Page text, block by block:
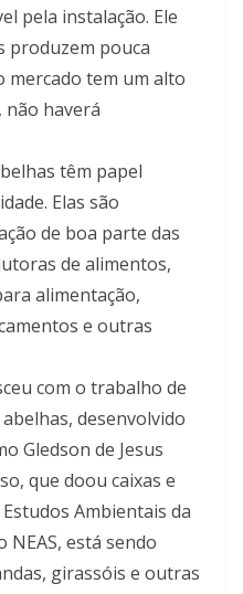
pela instalação. Ele
produzem pouca
mercado tem um alto
não haverá
têm papel
Elas são
de boa parte das
de alimentos,
alimentação,
e outras
com o trabalho de
desenvolvido
Gledson de Jesus
que doou caixas e
Ambientais da
NEAS, está sendo
girassóis e outras